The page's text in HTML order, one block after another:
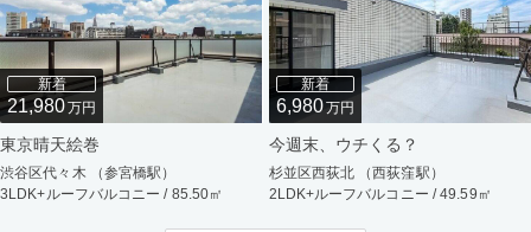
新着
21,980万円
東京晴天絵巻
渋谷区代々木 （参宮橋駅）
3LDK+ルーフバルコニー / 85.50㎡
新着
6,980万円
今週末、ウチくる？
杉並区西荻北 （西荻窪駅）
2LDK+ルーフバルコニー / 49.59㎡